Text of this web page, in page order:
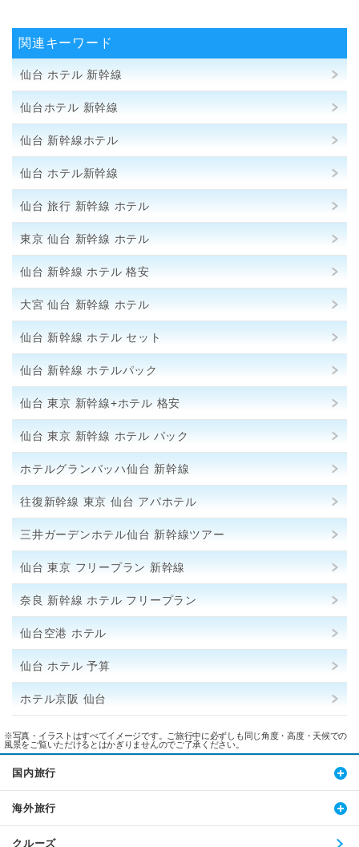
関連キーワード
仙台 ホテル 新幹線
仙台ホテル 新幹線
仙台 新幹線ホテル
仙台 ホテル新幹線
仙台 旅行 新幹線 ホテル
東京 仙台 新幹線 ホテル
仙台 新幹線 ホテル 格安
大宮 仙台 新幹線 ホテル
仙台 新幹線 ホテル セット
仙台 新幹線 ホテルパック
仙台 東京 新幹線+ホテル 格安
仙台 東京 新幹線 ホテル パック
ホテルグランバッハ仙台 新幹線
往復新幹線 東京 仙台 アパホテル
三井ガーデンホテル仙台 新幹線ツアー
仙台 東京 フリープラン 新幹線
奈良 新幹線 ホテル フリープラン
仙台空港 ホテル
仙台 ホテル 予算
ホテル京阪 仙台
※写真・イラストはすべてイメージです。ご旅行中に必ずしも同じ角度・高度・天候での
風景をご覧いただけるとはかぎりませんのでご了承ください。
国内旅行
海外旅行
クルーズ